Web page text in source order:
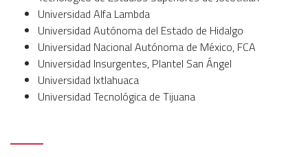
Universidad Alfa Lambda
Universidad Autónoma del Estado de Hidalgo
Universidad Nacional Autónoma de México, FCA
Universidad Insurgentes, Plantel San Ángel
Universidad Ixtlahuaca
Universidad Tecnológica de Tijuana